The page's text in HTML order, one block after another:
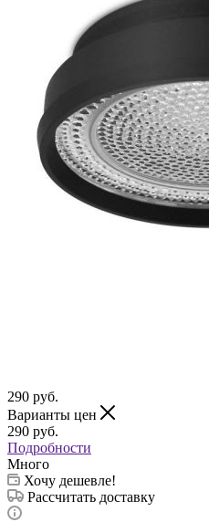
290 руб.
Варианты цен
290 руб.
Подробности
Много
Хочу дешевле!
Рассчитать доставку